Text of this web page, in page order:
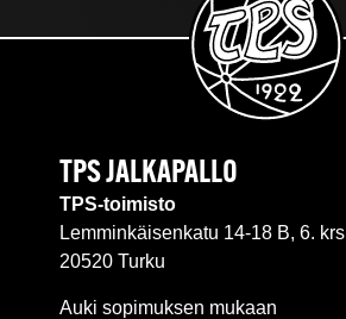
TPS JALKAPALLO
TPS-toimisto
Lemminkäisenkatu 14-18 B, 6. krs
20520 Turku
Auki sopimuksen mukaan